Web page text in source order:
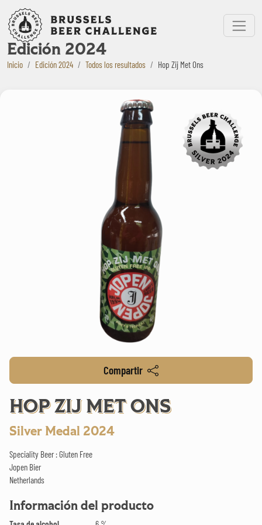
Bruxelles Beer Challenge
Menu
Edición 2024
Inicio Edición 2024 Todos los resultados Hop Zij Met Ons
Compartir
HOP ZIJ MET ONS
Silver Medal 2024
Speciality Beer : Gluten Free
Jopen Bier
Netherlands
Información del producto